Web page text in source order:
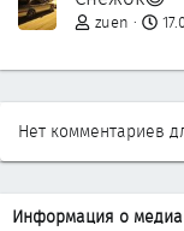
zuen
Нет комментариев
Информация о медиа